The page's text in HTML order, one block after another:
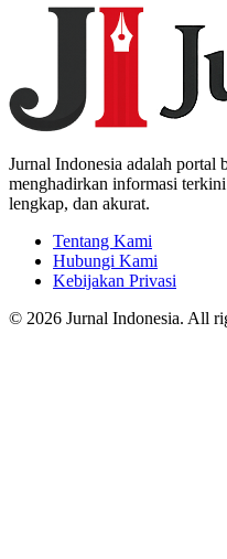
Jurnal Indonesia adalah portal
menghadirkan informasi
lengkap, dan akurat.
Tentang Kami
Hubungi Kami
Kebijakan Privasi
© 2026 Jurnal Indonesia. All